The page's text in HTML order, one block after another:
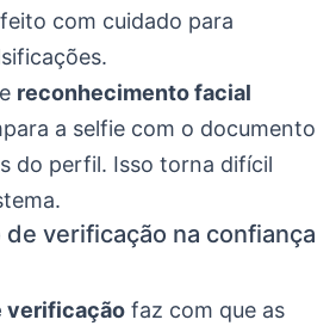
com cuidado para
reconhecimento facial
a selfie com o documento
do perfil. Isso torna difícil
verificação na confiança
verificação faz com que as